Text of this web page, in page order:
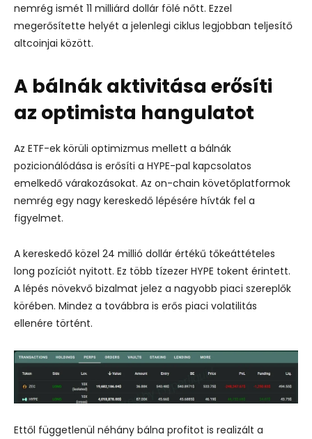
nemrég ismét 11 milliárd dollár fölé nőtt. Ezzel
megerősítette helyét a jelenlegi ciklus legjobban teljesítő
altcoinjai között.
A bálnák aktivitása erősíti
az optimista hangulatot
Az ETF-ek körüli optimizmus mellett a bálnák
pozicionálódása is erősíti a HYPE-pal kapcsolatos
emelkedő várakozásokat. Az on-chain követőplatformok
nemrég egy nagy kereskedő lépésére hívták fel a
figyelmet.
A kereskedő közel 24 millió dollár értékű tőkeáttételes
long pozíciót nyitott. Ez több tízezer HYPE tokent érintett.
A lépés növekvő bizalmat jelez a nagyobb piaci szereplők
körében. Mindez a továbbra is erős piaci volatilitás
ellenére történt.
Ettől függetlenül néhány bálna profitot is realizált a